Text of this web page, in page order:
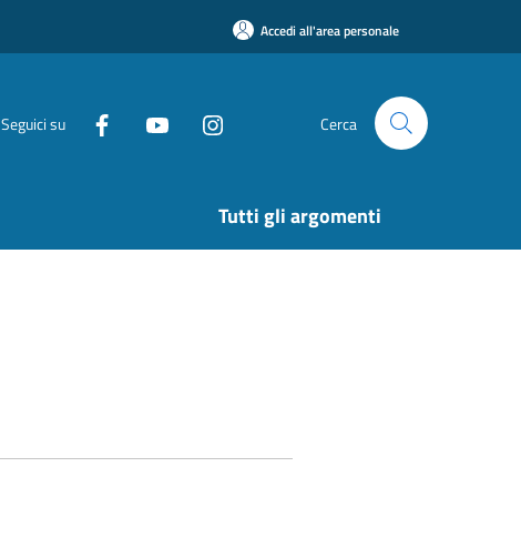
Accedi all'area personale
Seguici su Cerca
Tutti gli argomenti